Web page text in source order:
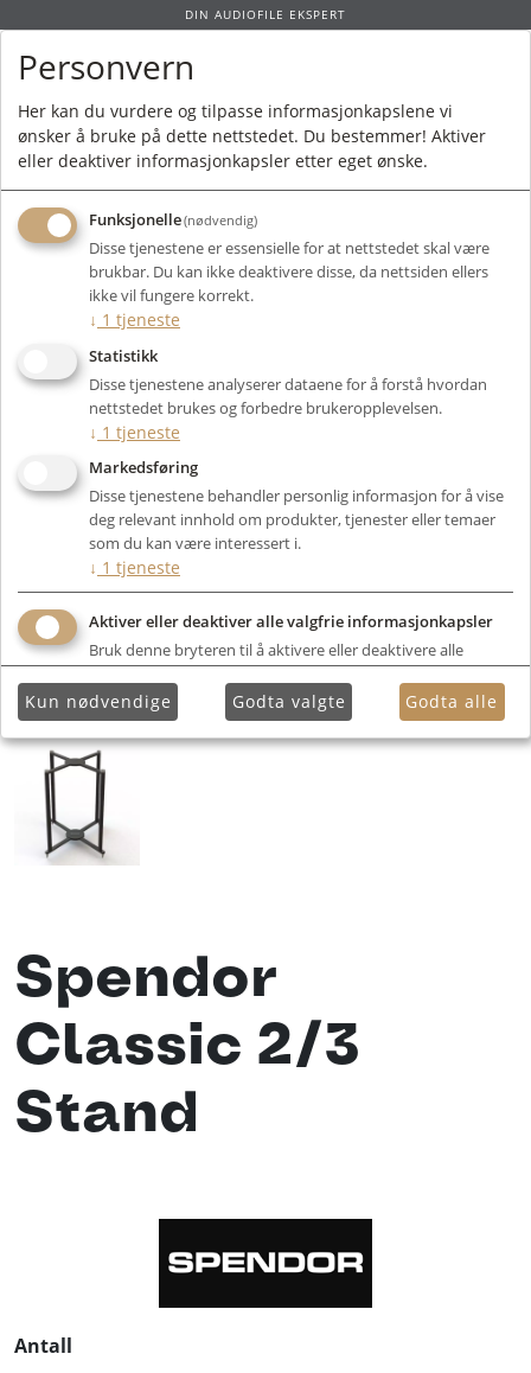
DIN AUDIOFILE EKSPERT
Forside / Produkter/ Høyttalere / Tilbehør /
/ Spendor Classic 2/3
Stand
Spendor
Classic 2/3
Stand
Antall
Personvern
Her kan du vurdere og tilpasse informasjonkapslene vi
ønsker å bruke på dette nettstedet. Du bestemmer! Aktiver
eller deaktiver informasjonkapsler etter eget ønske.
Funksjonelle(nødvendig)
Disse tjenestene er essensielle for at nettstedet skal være
brukbar. Du kan ikke deaktivere disse, da nettsiden ellers
ikke vil fungere korrekt.
↓ 1 tjeneste
Statistikk
Disse tjenestene analyserer dataene for å forstå hvordan
nettstedet brukes og forbedre brukeropplevelsen.
↓ 1 tjeneste
Markedsføring
Disse tjenestene behandler personlig informasjon for å vise
deg relevant innhold om produkter, tjenester eller temaer
som du kan være interessert i.
↓ 1 tjeneste
Aktiver eller deaktiver alle valgfrie informasjonkapsler
Bruk denne bryteren til å aktivere eller deaktivere alle
Kun nødvendige Godta valgte Godta alle